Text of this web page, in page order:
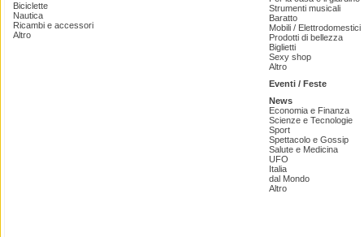
Biciclette
Nautica
Ricambi e accessori
Altro
Strumenti musicali
Baratto
Mobili / Elettrodomestici
Prodotti di bellezza
Biglietti
Sexy shop
Altro
Eventi / Feste
News
Economia e Finanza
Scienze e Tecnologie
Sport
Spettacolo e Gossip
Salute e Medicina
UFO
Italia
dal Mondo
Altro